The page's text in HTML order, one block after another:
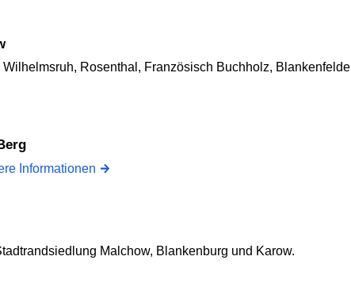
Rosenthal, Französisch Buchholz, Blankenfelde
Informationen
Malchow, Blankenburg und Karow.